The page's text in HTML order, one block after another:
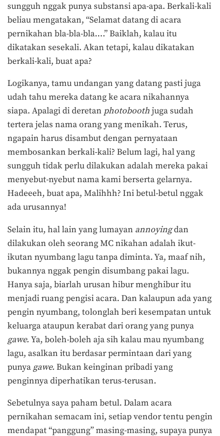
sungguh nggak punya substansi apa-apa. Berkali-kali
beliau mengatakan, “Selamat datang di acara
pernikahan bla-bla-bla….” Baiklah, kalau itu
dikatakan sesekali. Akan tetapi, kalau dikatakan
berkali-kali, buat apa?
Logikanya, tamu undangan yang datang pasti juga
udah tahu mereka datang ke acara nikahannya
siapa. Apalagi di deretan photoboothjuga sudah
tertera jelas nama orang yang menikah. Terus,
ngapain harus disambut dengan pernyataan
membosankan berkali-kali? Belum lagi, hal yang
sungguh tidak perlu dilakukan adalah mereka pakai
menyebut-nyebut nama kami berserta gelarnya.
Hadeeeh, buat apa, Malihhh? Ini betul-betul nggak
ada urusannya!
Selain itu, hal lain yang lumayan annoyingdan
dilakukan oleh seorang MC nikahan adalah ikut-
ikutan nyumbang lagu tanpa diminta. Ya, maaf nih,
bukannya nggak pengin disumbang pakai lagu.
Hanya saja, biarlah urusan hibur menghibur itu
menjadi ruang pengisi acara. Dan kalaupun ada yang
pengin nyumbang, tolonglah beri kesempatan untuk
keluarga ataupun kerabat dari orang yang punya
gawe.Ya, boleh-boleh aja sih kalau mau nyumbang
lagu, asalkan itu berdasar permintaan dari yang
punya gawe.Bukan keinginan pribadi yang
penginnya diperhatikan terus-terusan.
Sebetulnya saya paham betul. Dalam acara
pernikahan semacam ini, setiap vendor tentu pengin
mendapat “panggung” masing-masing, supaya punya